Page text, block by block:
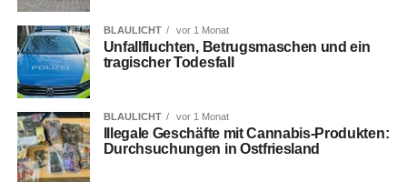
BLAULICHT vor 1 Monat
Unfall­fluch­ten, Betrugs­ma­schen und ein
tra­gi­scher Todesfall
BLAULICHT vor 1 Monat
Ille­ga­le Geschäf­te mit Can­na­bis-Pro­duk­ten:
Durch­su­chun­gen in Ostfriesland